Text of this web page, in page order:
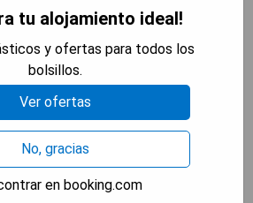
tu alojamiento ideal!
y ofertas para todos los
bolsillos.
Ver ofertas
No, gracias
en booking.com